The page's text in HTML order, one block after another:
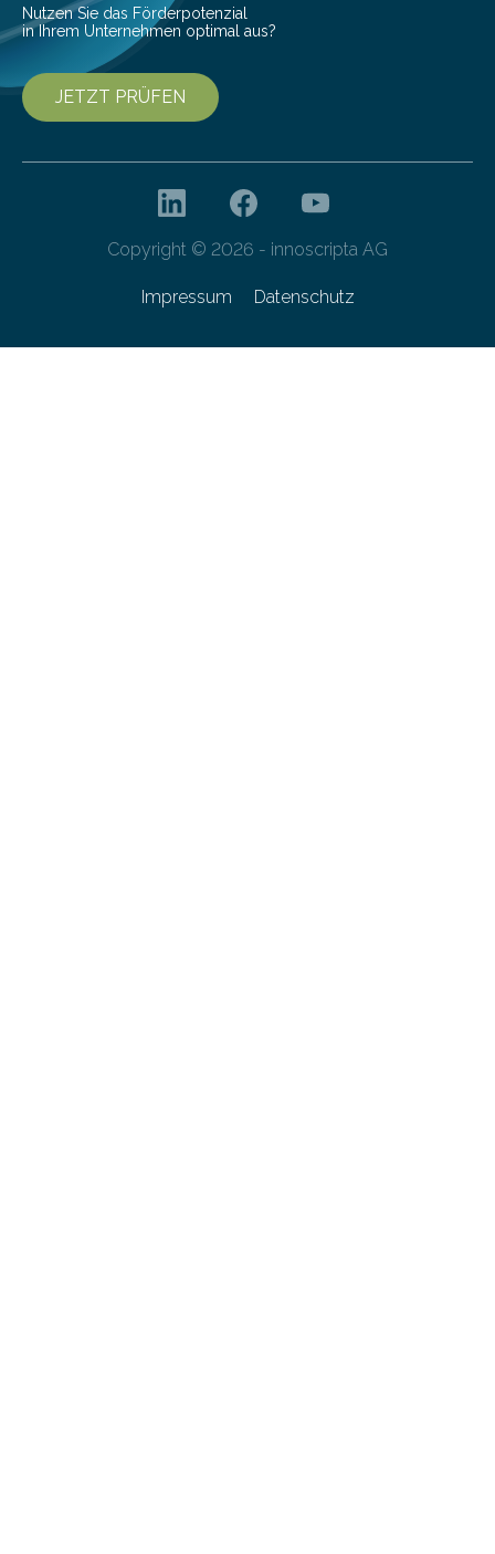
Nutzen Sie das Förderpotenzial
in Ihrem Unternehmen optimal aus?
JETZT PRÜFEN
Copyright © 2026 - innoscripta AG
Impressum Datenschutz